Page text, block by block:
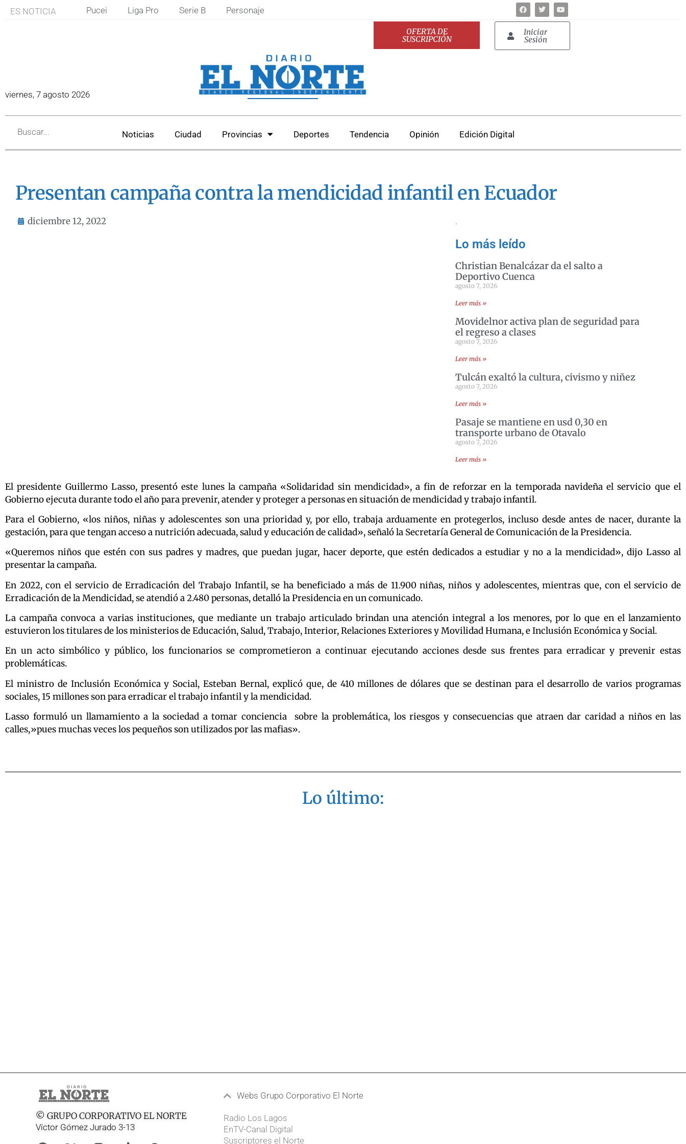
ES NOTICIA Pucei Liga Pro Serie B Personaje
OFERTA DE
SUSCRIPCIÓN
Iniciar
Sesión
viernes, 7 agosto 2026
Noticias Ciudad Provincias Deportes Tendencia Opinión Edición Digital
Presentan campaña contra la mendicidad infantil en Ecuador
diciembre 12, 2022 .
Lo más leído
Christian Benalcázar da el salto a
Deportivo Cuenca
agosto 7, 2026
Leer más »
Movidelnor activa plan de seguridad para
el regreso a clases
agosto 7, 2026
Leer más »
Tulcán exaltó la cultura, civismo y niñez
agosto 7, 2026
Leer más »
Pasaje se mantiene en usd 0,30 en
transporte urbano de Otavalo
agosto 7, 2026
Leer más »
El presidente Guillermo Lasso, presentó este lunes la campaña «Solidaridad sin mendicidad», a fin de reforzar en la temporada navideña el servicio que el
Gobierno ejecuta durante todo el año para prevenir, atender y proteger a personas en situación de mendicidad y trabajo infantil.
Para el Gobierno, «los niños, niñas y adolescentes son una prioridad y, por ello, trabaja arduamente en protegerlos, incluso desde antes de nacer, durante la
gestación, para que tengan acceso a nutrición adecuada, salud y educación de calidad», señaló la Secretaría General de Comunicación de la Presidencia.
«Queremos niños que estén con sus padres y madres, que puedan jugar, hacer deporte, que estén dedicados a estudiar y no a la mendicidad», dijo Lasso al
presentar la campaña.
En 2022, con el servicio de Erradicación del Trabajo Infantil, se ha beneficiado a más de 11.900 niñas, niños y adolescentes, mientras que, con el servicio de
Erradicación de la Mendicidad, se atendió a 2.480 personas, detalló la Presidencia en un comunicado.
La campaña convoca a varias instituciones, que mediante un trabajo articulado brindan una atención integral a los menores, por lo que en el lanzamiento
estuvieron los titulares de los ministerios de Educación, Salud, Trabajo, Interior, Relaciones Exteriores y Movilidad Humana, e Inclusión Económica y Social.
En un acto simbólico y público, los funcionarios se comprometieron a continuar ejecutando acciones desde sus frentes para erradicar y prevenir estas
problemáticas.
El ministro de Inclusión Económica y Social, Esteban Bernal, explicó que, de 410 millones de dólares que se destinan para el desarrollo de varios programas
sociales, 15 millones son para erradicar el trabajo infantil y la mendicidad.
Lasso formuló un llamamiento a la sociedad a tomar conciencia sobre la problemática, los riesgos y consecuencias que atraen dar caridad a niños en las
calles,»pues muchas veces los pequeños son utilizados por las mafias».
Lo último:
© GRUPO CORPORATIVO EL NORTE
Víctor Gómez Jurado 3-13
Webs Grupo Corporativo El Norte
Radio Los Lagos
EnTV-Canal Digital
Suscriptores el Norte